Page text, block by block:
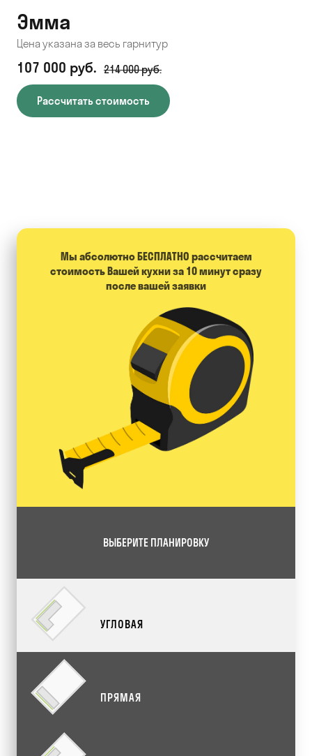
Эмма
Цена указана за весь гарнитур
107 000 руб. 214 000 руб.
Рассчитать стоимость
Мы абсолютно БЕСПЛАТНО расcчитаем
стоимость Вашей кухни за 10 минут сразу
после вашей заявки
ВЫБЕРИТЕ ПЛАНИРОВКУ
УГЛОВАЯ
ПРЯМАЯ